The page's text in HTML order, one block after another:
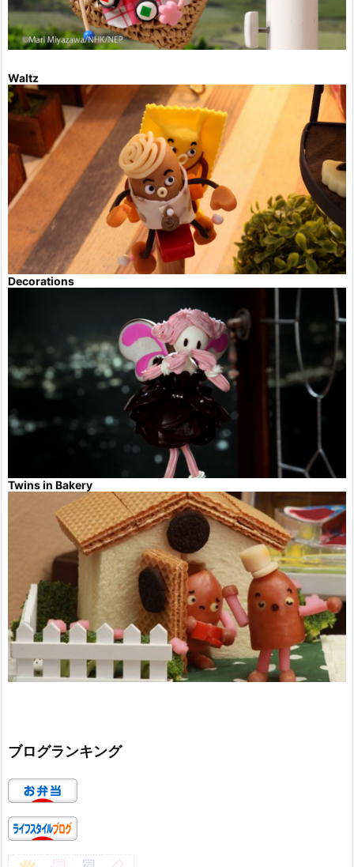
Waltz
Decorations
Twins in Bakery
ブログランキング